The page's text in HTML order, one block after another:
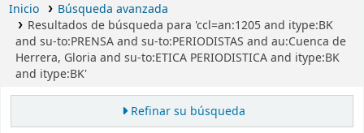
Inicio
Búsqueda avanzada
Resultados de búsqueda para 'ccl=an:1205 and itype:BK
and su-to:PRENSA and su-to:PERIODISTAS and au:Cuenca de
Herrera, Gloria and su-to:ETICA PERIODISTICA and itype:BK
and itype:BK'
Refinar su búsqueda